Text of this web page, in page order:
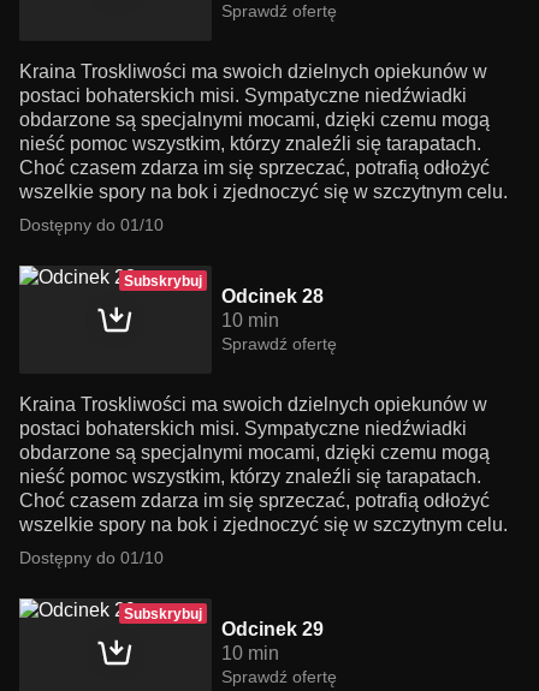
Sprawdź ofertę
Kraina Troskliwości ma swoich dzielnych opiekunów w
postaci bohaterskich misi. Sympatyczne niedźwiadki
obdarzone są specjalnymi mocami, dzięki czemu mogą
nieść pomoc wszystkim, którzy znaleźli się tarapatach.
Choć czasem zdarza im się sprzeczać, potrafią odłożyć
wszelkie spory na bok i zjednoczyć się w szczytnym celu.
Dostępny do 01/10
Subskrybuj
Odcinek 28
10 min
Sprawdź ofertę
Kraina Troskliwości ma swoich dzielnych opiekunów w
postaci bohaterskich misi. Sympatyczne niedźwiadki
obdarzone są specjalnymi mocami, dzięki czemu mogą
nieść pomoc wszystkim, którzy znaleźli się tarapatach.
Choć czasem zdarza im się sprzeczać, potrafią odłożyć
wszelkie spory na bok i zjednoczyć się w szczytnym celu.
Dostępny do 01/10
Subskrybuj
Odcinek 29
10 min
Sprawdź ofertę